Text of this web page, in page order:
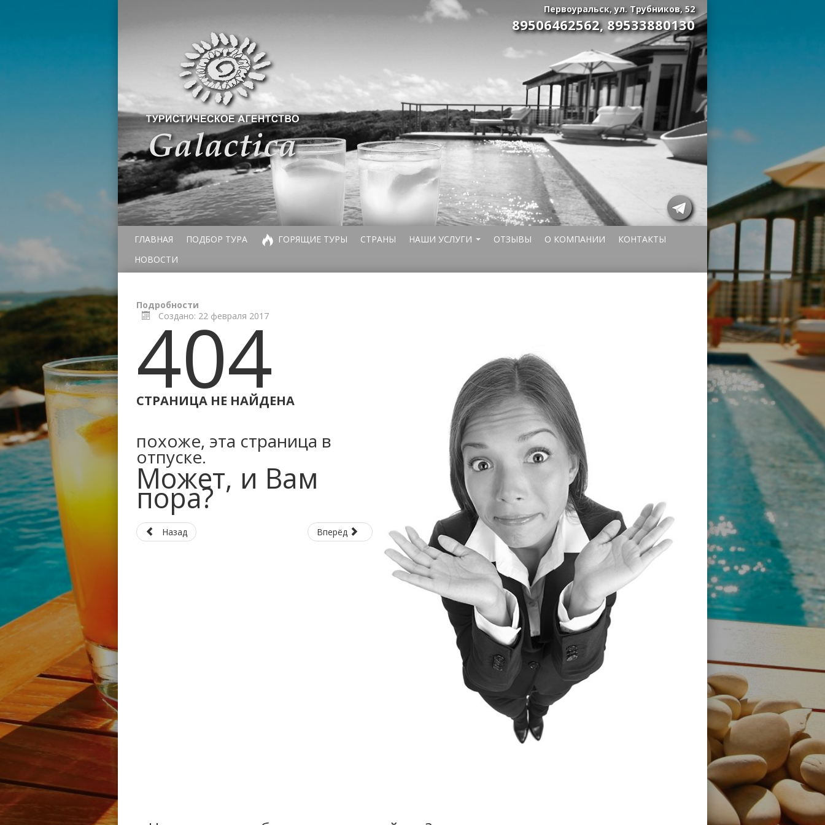
Первоуральск, ул. Трубников, 52
89506462562, 89533880130
ГЛАВНАЯ ПОДБОР ТУРА ГОРЯЩИЕ ТУРЫ СТРАНЫ НАШИ УСЛУГИ ОТЗЫВЫ О КОМПАНИИ
КОНТАКТЫ
НОВОСТИ
Подробности
Создано: 22 февраля 2017
404
CТРАНИЦА НЕ НАЙДЕНА
похоже, эта страница в
отпуске.
Может, и Вам
пора?
Назад Вперёд